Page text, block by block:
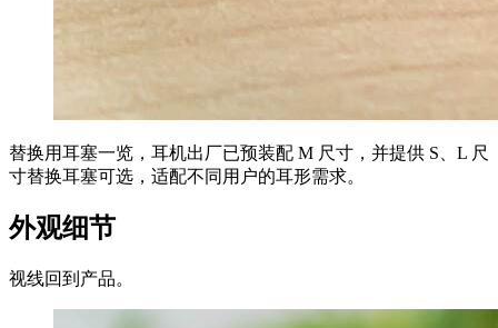
替换用耳塞一览，耳机出厂已预装配 M 尺寸，并提供 S、L 尺
寸替换耳塞可选，适配不同用户的耳形需求。
外观细节
视线回到产品。